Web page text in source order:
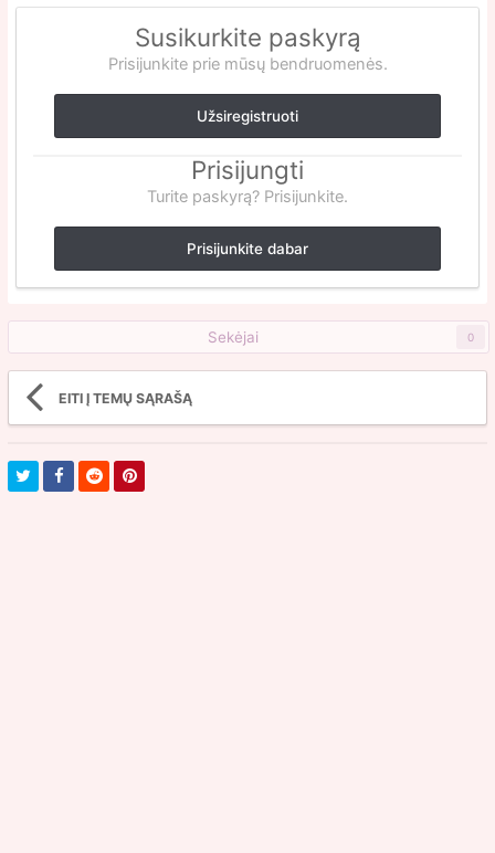
Susikurkite paskyrą
Prisijunkite prie mūsų bendruomenės.
Užsiregistruoti
Prisijungti
Turite paskyrą? Prisijunkite.
Prisijunkite dabar
Sekėjai 0
EITI Į TEMŲ SĄRAŠĄ